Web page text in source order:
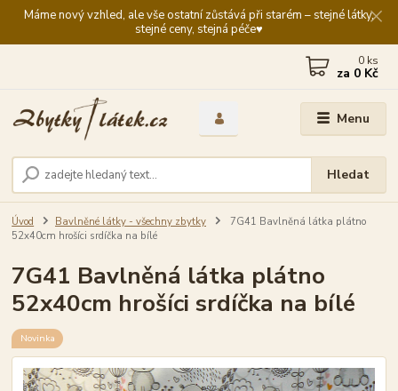
Máme nový vzhled, ale vše ostatní zůstává při starém – stejné látky,
stejné ceny, stejná péče♥️
Menu
Hledat
0 ks
za 0 Kč
Úvod Bavlněné látky - všechny zbytky
7G41 Bavlněná látka plátno
52x40cm hrošíci srdíčka na bílé
7G41 Bavlněná látka plátno
52x40cm hrošíci srdíčka na bílé
Novinka